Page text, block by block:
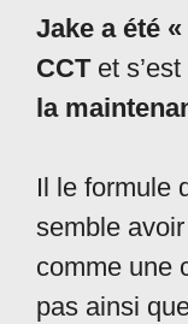
Jake a été
CCTet
la
Il le formule
semble
comme une
pas ainsi